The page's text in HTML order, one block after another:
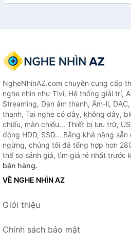
NgheNhinAZ.com chuyên cung cấp
nghe nhìn như Tivi, Hệ thống giải trí,
Streaming, Dàn âm thanh, Âm-li,
thanh, Tai nghe có dây, không dây,
chiếu, màn chiếu... Thiết bị lưu trữ,
động HDD, SSD... Bằng khả năng
ngừng, chúng tôi đã tổng hợp hơn
thể so sánh giá, tìm giá rẻ nhất trước
bán hàng.
VỀ NGHE NHÌN AZ
Giới thiệu
Chính sách bảo mật